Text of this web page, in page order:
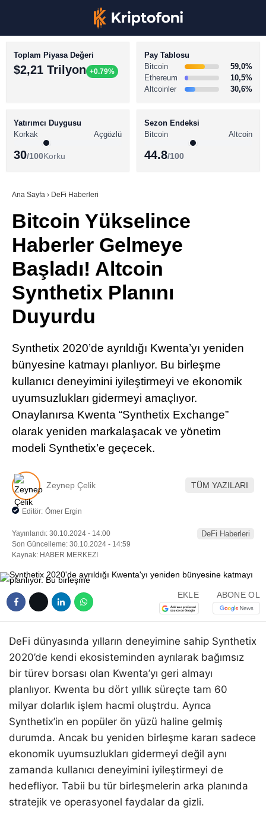
Youtube
TikTok
Telegram
BİTCOİN HABERLERİ
ALTCOİN HABERLERİ
SÖZLÜK
Toplam Piyasa Değeri
$2,21 Trilyon +0.79%
Pay Tablosu
Bitcoin
59,0%
Ethereum
10,5%
Altcoinler
30,6%
Yatırımcı Duygusu
Korkak
Açgözlü
30/100Korku
Sezon Endeksi
Bitcoin
Altcoin
44.8/100
Ana Sayfa › DeFi Haberleri
Bitcoin Yükselince
Haberler Gelmeye
Başladı! Altcoin
Synthetix Planını
Duyurdu
Synthetix 2020’de ayrıldığı Kwenta’yı yeniden
bünyesine katmayı planlıyor. Bu birleşme
kullanıcı deneyimini iyileştirmeyi ve ekonomik
uyumsuzlukları gidermeyi amaçlıyor.
Onaylanırsa Kwenta “Synthetix Exchange”
olarak yeniden markalaşacak ve yönetim
modeli Synthetix’e geçecek.
Zeynep Çelik TÜM YAZILARI
Editör: Ömer Ergin
Yayınlandı: 30.10.2024 - 14:00
Son Güncelleme: 30.10.2024 - 14:59
Kaynak: HABER MERKEZI
DeFi Haberleri
EKLE ABONE OL
DeFi dünyasında yılların deneyimine sahip Synthetix
2020’de kendi ekosisteminden ayrılarak bağımsız
bir türev borsası olan Kwenta’yı geri almayı
planlıyor. Kwenta bu dört yıllık süreçte tam 60
milyar dolarlık işlem hacmi oluştrdu. Ayrıca
Synthetix’in en popüler ön yüzü haline gelmiş
durumda. Ancak bu yeniden birleşme kararı sadece
ekonomik uyumsuzlukları gidermeyi değil aynı
zamanda kullanıcı deneyimini iyileştirmeyi de
hedefliyor. Tabii bu tür birleşmelerin arka planında
stratejik ve operasyonel faydalar da gizli.